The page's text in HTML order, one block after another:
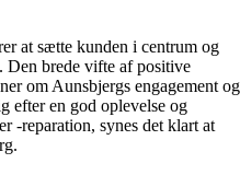
at sætte kunden i centrum og
Den brede vifte af positive
om Aunsbjergs engagement og
efter en god oplevelse og
-reparation, synes det klart at